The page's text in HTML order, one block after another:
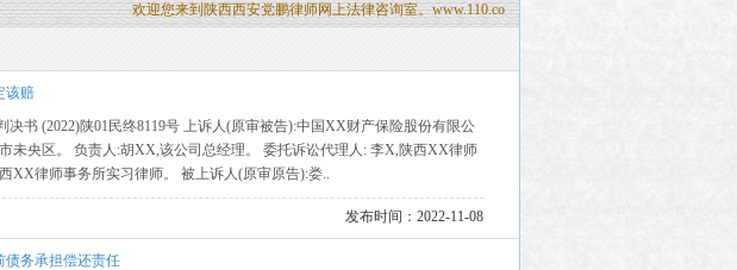
欢迎您来到陕西西安党鹏律师网上法律咨询室。www.110.com 我们竭诚为您服务。
该赔
决书 (2022)陕01民终8119号 上诉人(原审被告):中国XX财产保险股份有限公
未央区。 负责人:胡XX,该公司总经理。 委托诉讼代理人: 李X,陕西XX律师
XX律师事务所实习律师。 被上诉人(原审原告):娄..
发布时间：2022-11-08
债务承担偿还责任